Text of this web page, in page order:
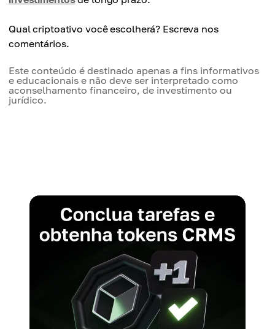
Qual criptoativo você escolherá? Escreva nos
comentários.
Este conteúdo é destinado apenas a fins informativos
e educacionais e não deve ser interpretado como
aconselhamento financeiro, de investimento ou
jurídico.